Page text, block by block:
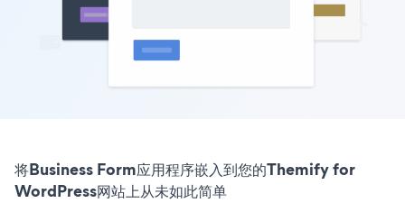
将Business Form应用程序嵌入到您的Themify for
WordPress网站上从未如此简单